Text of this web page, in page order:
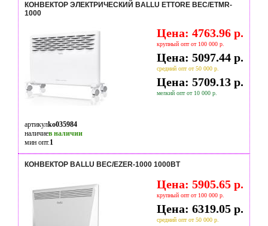
КОНВЕКТОР ЭЛЕКТРИЧЕСКИЙ BALLU ETTORE BEC/ETMR-
1000
Цена: 4763.96 р.
крупный опт от 100 000 р.
Цена: 5097.44 р.
средний опт от 50 000 р.
Цена: 5709.13 р.
мелкий опт от 10 000 р.
артикулko035984
наличиев наличии
мин опт.1
КОНВЕКТОР BALLU BEC/EZER-1000 1000ВТ
Цена: 5905.65 р.
крупный опт от 100 000 р.
Цена: 6319.05 р.
средний опт от 50 000 р.